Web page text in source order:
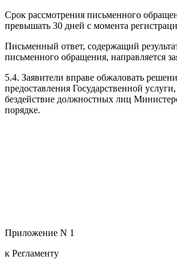
Срок рассмотрения письменного
превышать 30 дней с момента
Письменный ответ, содержащий
письменного обращения, направляется
5.4. Заявители вправе обжаловать
предоставления Государственной
бездействие должностных лиц
порядке.
Приложение N 1
к Регламенту